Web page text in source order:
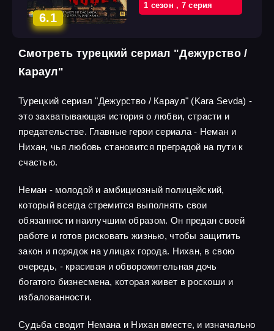
6.1
1 cезон, 7 cерия
Смотреть турецкий сериал "Дежурство /
Караул"
Турецкий сериал "Дежурство / Караул" (Kara Sevda) -
это захватывающая история о любви, страсти и
предательстве. Главные герои сериала - Неман и
Нихан, чья любовь становится преградой на пути к
счастью.
Неман - молодой и амбициозный полицейский,
который всегда стремится выполнять свои
обязанности наилучшим образом. Он предан своей
работе и готов рисковать жизнью, чтобы защитить
закон и порядок на улицах города. Нихан, в свою
очередь, - красивая и обворожительная дочь
богатого бизнесмена, которая живет в роскоши и
избалованности.
Судьба сводит Немана и Нихан вместе, и изначально